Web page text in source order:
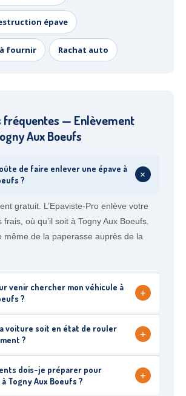
épave
fournir Rachat auto
fréquentes — Enlèvement
Aux Boeufs
de faire enlever une épave à
?
+
gratuit. L’Epaviste-Pro enlève votre
où qu’il soit à Togny Aux Boeufs.
même de la paperasse auprès de la
venir chercher mon véhicule à
?
+
voiture soit en état de rouler
?
+
dois-je préparer pour
Togny Aux Boeufs ?
+